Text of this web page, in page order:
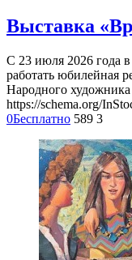
Выставка
С 23 июля 2026 года
работать юбилейная
Народного
https://schema.org/
0Бесплатно 589 3